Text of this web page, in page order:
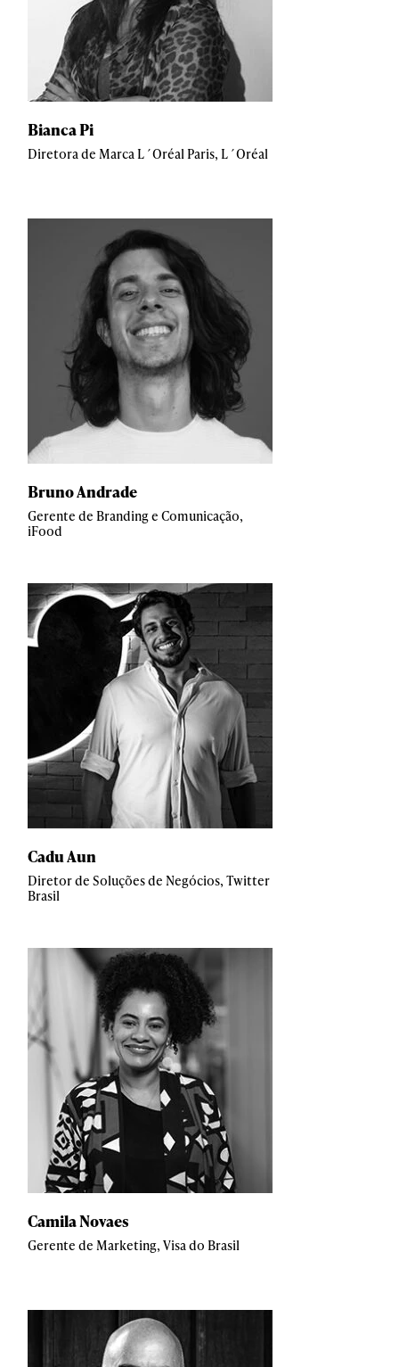
Bianca Pi
Diretora de Marca L´Oréal Paris, L´Oréal
Bruno Andrade
Gerente de Branding e Comunicação,
iFood
Cadu Aun
Diretor de Soluções de Negócios, Twitter
Brasil
Camila Novaes
Gerente de Marketing, Visa do Brasil